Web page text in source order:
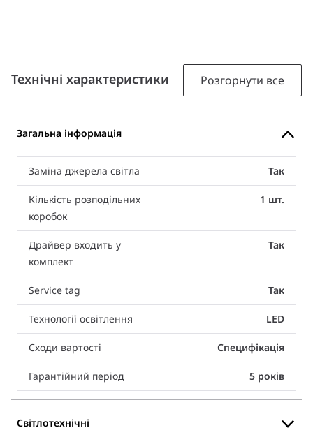
Технічні характеристики Розгорнути все
Загальна інформація
Заміна джерела світла Так
Кількість розподільних
коробок
1 шт.
Драйвер входить у
комплект
Так
Service tag Так
Технології освітлення LED
Сходи вартості Специфікація
Гарантійний період 5 років
Світлотехнічні